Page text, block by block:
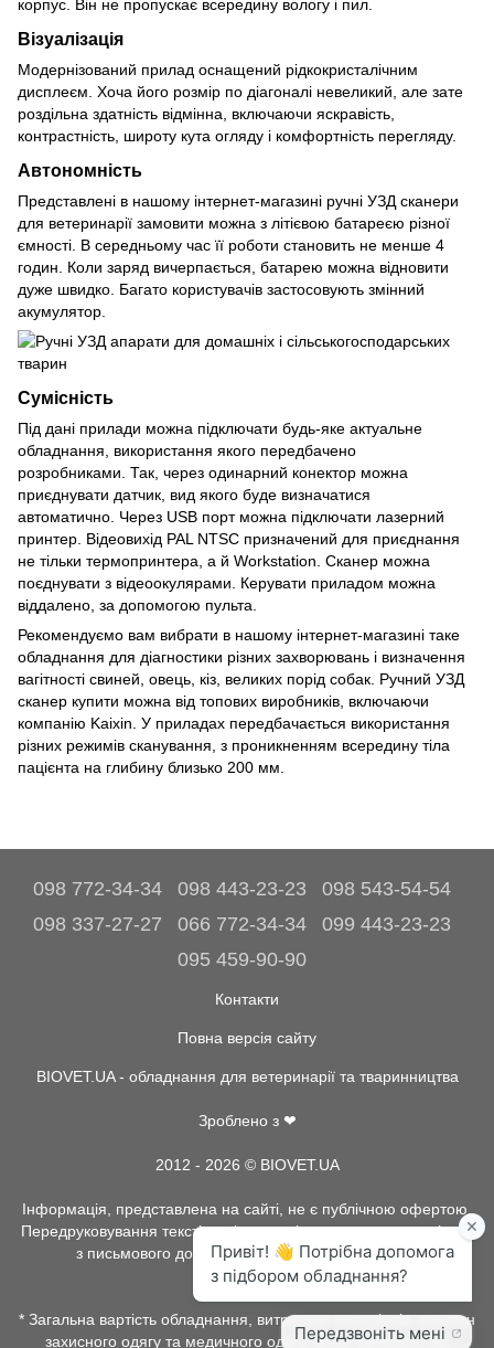
корпус. Він не пропускає всередину вологу і пил.
Візуалізація
Модернізований прилад оснащений рідкокристалічним
дисплеєм. Хоча його розмір по діагоналі невеликий, але зате
роздільна здатність відмінна, включаючи яскравість,
контрастність, широту кута огляду і комфортність перегляду.
Автономність
Представлені в нашому інтернет-магазині ручні УЗД сканери
для ветеринарії замовити можна з літієвою батареєю різної
ємності. В середньому час її роботи становить не менше 4
годин. Коли заряд вичерпається, батарею можна відновити
дуже швидко. Багато користувачів застосовують змінний
акумулятор.
Сумісність
Під дані прилади можна підключати будь-яке актуальне
обладнання, використання якого передбачено
розробниками. Так, через одинарний конектор можна
приєднувати датчик, вид якого буде визначатися
автоматично. Через USB порт можна підключати лазерний
принтер. Відеовихід PAL NTSC призначений для приєднання
не тільки термопринтера, а й Workstation. Сканер можна
поєднувати з відеоокулярами. Керувати приладом можна
віддалено, за допомогою пульта.
Рекомендуємо вам вибрати в нашому інтернет-магазині таке
обладнання для діагностики різних захворювань і визначення
вагітності свиней, овець, кіз, великих порід собак. Ручний УЗД
сканер купити можна від топових виробників, включаючи
компанію Kaixin. У приладах передбачається використання
різних режимів сканування, з проникненням всередину тіла
пацієнта на глибину близько 200 мм.
098 772-34-34 098 443-23-23
098 543-54-54
098 337-27-27
066 772-34-34
099 443-23-23
095 459-90-90
Контакти
Повна версія сайту
BIOVET.UA - обладнання для ветеринарії та тваринництва
Зроблено з ❤
2012 - 2026 © BIOVET.UA
Інформація, представлена на сайті, не є публічною офертою.
Передруковування текстів та інше копіювання, можливо тільки
з письмового дозволу адміністрації BIOVET.UA.
* Загальна вартість обладнання, витратних матеріалів, рентген
захисного одягу та медичного одягу, може залежати від